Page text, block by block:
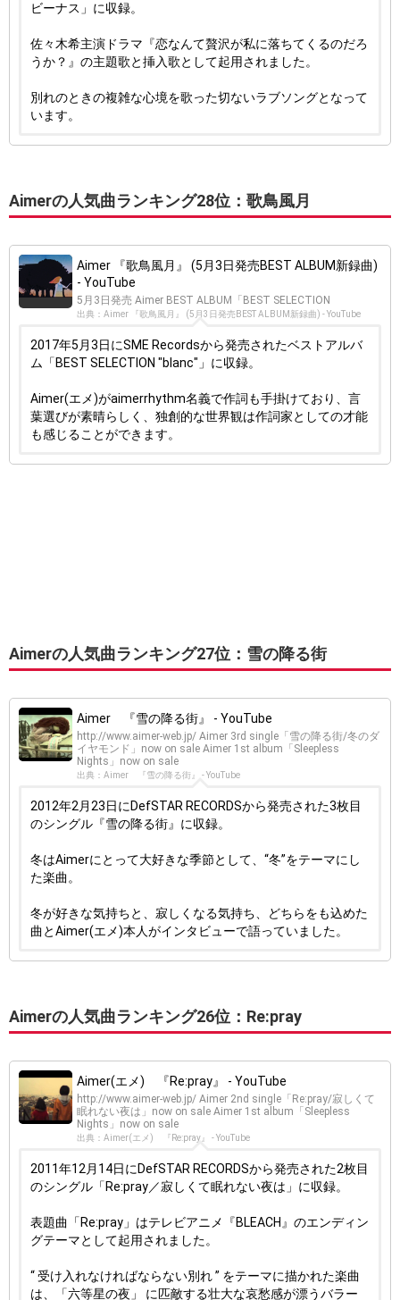
ビーナス」に収録。
佐々木希主演ドラマ『恋なんて贅沢が私に落ちてくるのだろ
うか？』の主題歌と挿入歌として起用されました。
別れのときの複雑な心境を歌った切ないラブソングとなって
います。
Aimerの人気曲ランキング28位：歌鳥風月
Aimer 『歌鳥風月』 (5月3日発売BEST ALBUM新録曲)
- YouTube
5月3日発売 Aimer BEST ALBUM「BEST SELECTION
出典：Aimer 『歌鳥風月』 (5月3日発売BEST ALBUM新録曲) - YouTube
2017年5月3日にSME Recordsから発売されたベストアルバ
ム「BEST SELECTION "blanc"」に収録。
Aimer(エメ)がaimerrhythm名義で作詞も手掛けており、言
葉選びが素晴らしく、独創的な世界観は作詞家としての才能
も感じることができます。
Aimerの人気曲ランキング27位：雪の降る街
Aimer 『雪の降る街』 - YouTube
http://www.aimer-web.jp/ Aimer 3rd single「雪の降る街/冬のダ
イヤモンド」now on sale Aimer 1st album「Sleepless
Nights」now on sale
出典：Aimer 『雪の降る街』 - YouTube
2012年2月23日にDefSTAR RECORDSから発売された3枚目
のシングル『雪の降る街』に収録。
冬はAimerにとって大好きな季節として、“冬”をテーマにし
た楽曲。
冬が好きな気持ちと、寂しくなる気持ち、どちらをも込めた
曲とAimer(エメ)本人がインタビューで語っていました。
Aimerの人気曲ランキング26位：Re:pray
Aimer(エメ) 『Re:pray』 - YouTube
http://www.aimer-web.jp/ Aimer 2nd single「Re:pray/寂しくて
眠れない夜は」now on sale Aimer 1st album「Sleepless
Nights」now on sale
出典：Aimer(エメ) 『Re:pray』 - YouTube
2011年12月14日にDefSTAR RECORDSから発売された2枚目
のシングル「Re:pray／寂しくて眠れない夜は」に収録。
表題曲「Re:pray」はテレビアニメ『BLEACH』のエンディン
グテーマとして起用されました。
“ 受け入れなければならない別れ ” をテーマに描かれた楽曲
は、「六等星の夜」 に匹敵する壮大な哀愁感が漂うバラー